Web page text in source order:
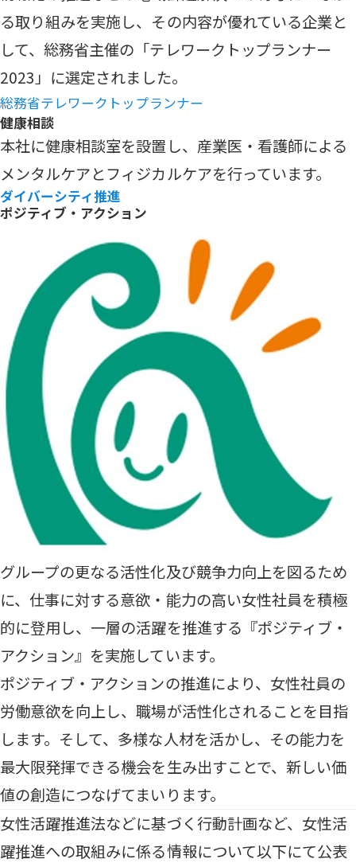
る取り組みを実施し、その内容が優れている企業と
して、総務省主催の「テレワークトップランナー
2023」に選定されました。
総務省テレワークトップランナー
健康相談
本社に健康相談室を設置し、産業医・看護師による
メンタルケアとフィジカルケアを行っています。
ダイバーシティ推進
ポジティブ・アクション
グループの更なる活性化及び競争力向上を図るため
に、仕事に対する意欲・能力の高い女性社員を積極
的に登用し、一層の活躍を推進する『ポジティブ・
アクション』を実施しています。
ポジティブ・アクションの推進により、女性社員の
労働意欲を向上し、職場が活性化されることを目指
します。そして、多様な人材を活かし、その能力を
最大限発揮できる機会を生み出すことで、新しい価
値の創造につなげてまいります。
女性活躍推進法などに基づく行動計画など、女性活
躍推進への取組みに係る情報について以下にて公表